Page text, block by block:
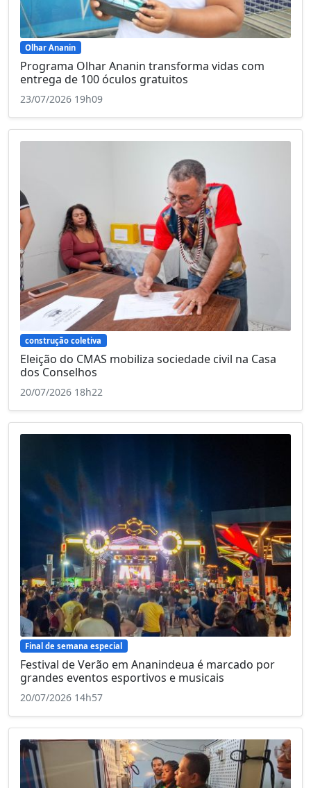
Olhar Ananin
Programa Olhar Ananin transforma vidas com
entrega de 100 óculos gratuitos
23/07/2026 19h09
construção coletiva
Eleição do CMAS mobiliza sociedade civil na Casa
dos Conselhos
20/07/2026 18h22
Final de semana especial
Festival de Verão em Ananindeua é marcado por
grandes eventos esportivos e musicais
20/07/2026 14h57